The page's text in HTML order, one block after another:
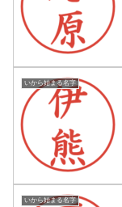
いから始まる名字
いから始まる名字